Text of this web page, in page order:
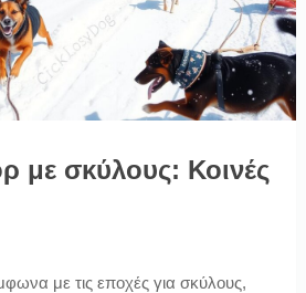
με σκύλους: Κοινές
με τις εποχές για σκύλους,